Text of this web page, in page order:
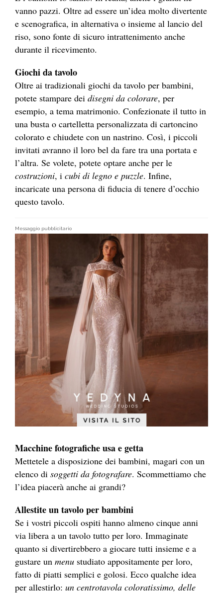
vanno pazzi. Oltre ad essere un’idea molto divertente
e scenografica, in alternativa o insieme al lancio del
riso, sono fonte di sicuro intrattenimento anche
durante il ricevimento.
Giochi da tavolo
Oltre ai tradizionali giochi da tavolo per bambini,
potete stampare dei disegni da colorare, per
esempio, a tema matrimonio. Confezionate il tutto in
una busta o cartelletta personalizzata di cartoncino
colorato e chiudete con un nastrino. Così, i piccoli
invitati avranno il loro bel da fare tra una portata e
l’altra. Se volete, potete optare anche per le
costruzioni, i cubi di legno e puzzle. Infine,
incaricate una persona di fiducia di tenere d’occhio
questo tavolo.
Messaggio pubblicitario
Macchine fotografiche usa e getta
Mettetele a disposizione dei bambini, magari con un
elenco di soggetti da fotografare. Scommettiamo che
l’idea piacerà anche ai grandi?
Allestite un tavolo per bambini
Se i vostri piccoli ospiti hanno almeno cinque anni
via libera a un tavolo tutto per loro. Immaginate
quanto si divertirebbero a giocare tutti insieme e a
gustare un menu studiato appositamente per loro,
fatto di piatti semplici e golosi. Ecco qualche idea
per allestirlo: un centrotavola coloratissimo, delle